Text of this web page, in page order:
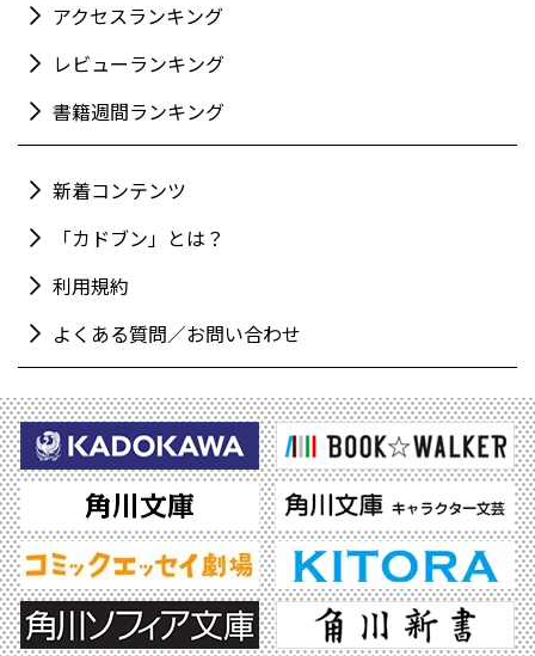
アクセスランキング
レビューランキング
書籍週間ランキング
新着コンテンツ
「カドブン」とは？
利用規約
よくある質問／お問い合わせ